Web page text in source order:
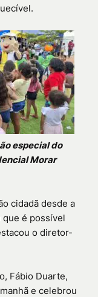
especial do
Morar
cidadã desde a
que é possível
o diretor-
Fábio Duarte,
e celebrou